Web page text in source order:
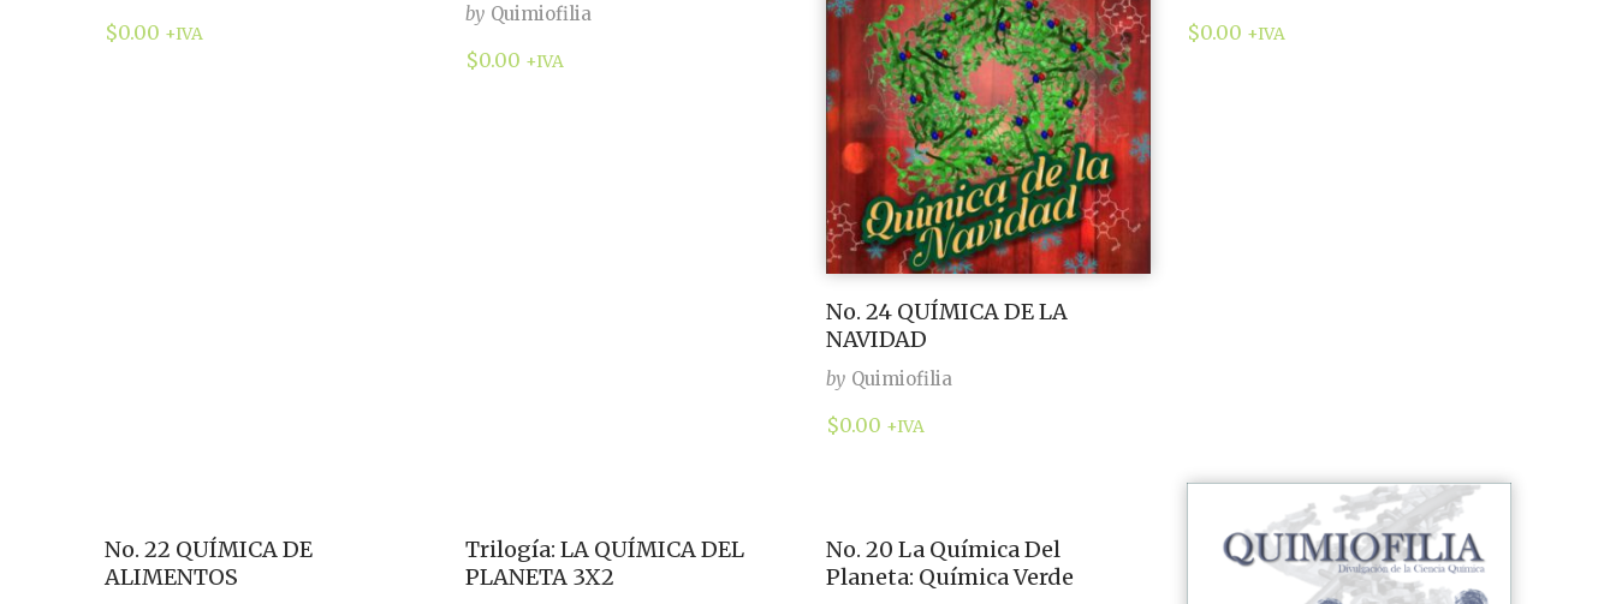
$0.00 +IVA
by Quimiofilia
$0.00 +IVA
No. 24 QUÍMICA DE LA
NAVIDAD
by Quimiofilia
$0.00 +IVA
$0.00 +IVA
No. 22 QUÍMICA DE
ALIMENTOS
Trilogía: LA QUÍMICA DEL
PLANETA 3X2
No. 20 La Química Del
Planeta: Química Verde